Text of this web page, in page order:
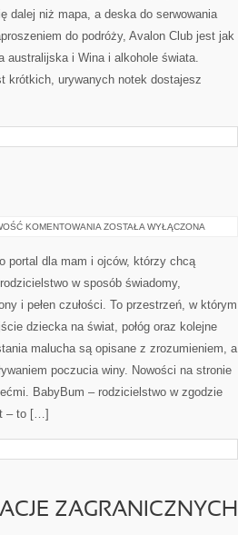
dalej niż mapa, a deska do serwowania
do podróży, Avalon Club jest jak
australijska i Wina i alkohole świata.
krótkich, urywanych notek dostajesz
KOMENTOWANIA NIEMOWLAK
ZOSTAŁA WYŁĄCZONA
portal dla mam i ojców, którzy chcą
w sposób świadomy,
i pełen czułości. To przestrzeń, w którym
dziecka na świat, połóg oraz kolejne
malucha są opisane z zrozumieniem, a
poczucia winy. Nowości na stronie
BabyBum – rodzicielstwo w zgodzie
– to […]
ZAGRANICZNYCH